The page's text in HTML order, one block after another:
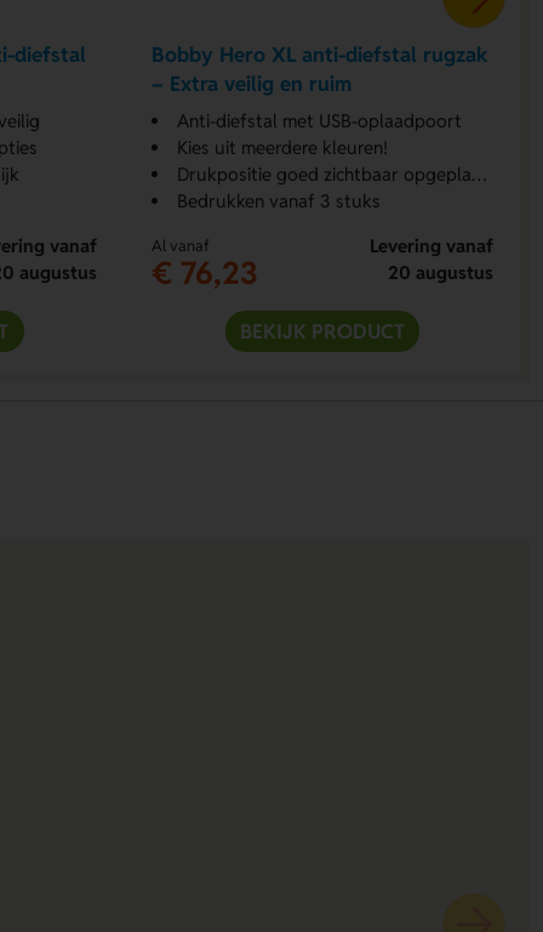
diefstal
vanaf
augustus
Bobby Hero XL anti-diefstal rugzak
– Extra veilig en ruim
Anti-diefstal met USB-oplaadpoort
Kies uit meerdere kleuren!
Drukpositie goed zichtbaar opgeplaatst
Bedrukken vanaf 3 stuks
Al vanaf
€ 76,23
Levering vanaf
20 augustus
BEKIJK PRODUCT